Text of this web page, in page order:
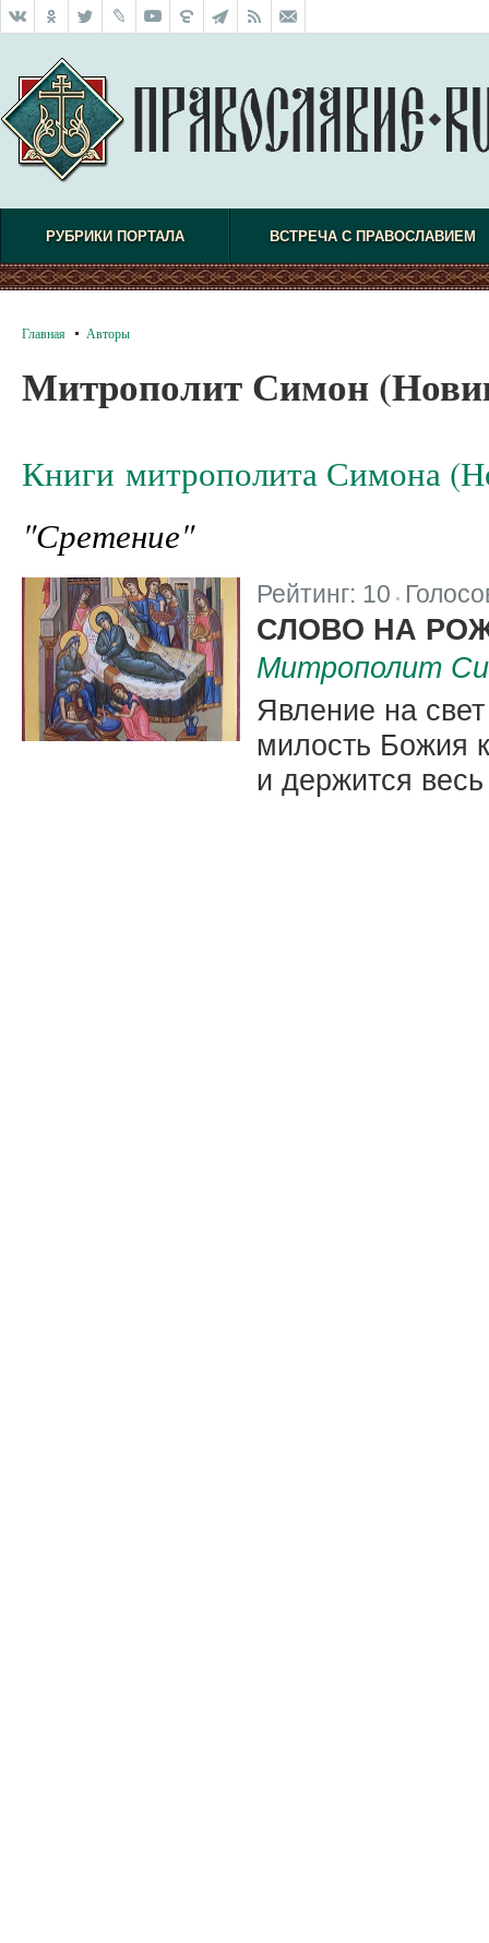
РУБРИКИ ПОРТАЛА ВСТРЕЧА С ПРАВОСЛАВИЕМ
Главная Авторы
Митрополит Симон
Книги митрополита Симона
"Сретение"
Рейтинг: 10
СЛОВО НА
Митрополит
Явление на
милость Божия
и держится